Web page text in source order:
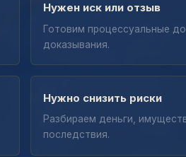
Нужен иск или отзыв
Готовим процессуальные
доказывания.
Нужно снизить риски
Разбираем деньги,
последствия.